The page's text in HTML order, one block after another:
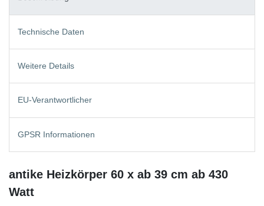
Technische Daten
Weitere Details
EU-Verantwortlicher
GPSR Informationen
antike Heizkörper 60 x ab 39 cm ab 430
Watt